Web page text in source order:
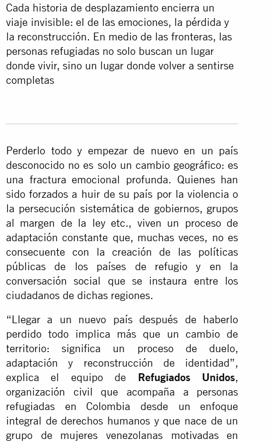
Cada historia de desplazamiento encierra un
viaje invisible: el de las emociones, la pérdida y
la reconstrucción. En medio de las fronteras, las
personas refugiadas no solo buscan un lugar
donde vivir, sino un lugar donde volver a sentirse
completas
Perderlo todo y empezar de nuevo en un país
desconocido no es solo un cambio geográfico: es
una fractura emocional profunda. Quienes han
sido forzados a huir de su país por la violencia o
la persecución sistemática de gobiernos, grupos
al margen de la ley etc., viven un proceso de
adaptación constante que, muchas veces, no es
consecuente con la creación de las políticas
públicas de los países de refugio y en la
conversación social que se instaura entre los
ciudadanos de dichas regiones.
“Llegar a un nuevo país después de haberlo
perdido todo implica más que un cambio de
territorio: significa un proceso de duelo,
adaptación y reconstrucción de identidad”,
explica el equipo de Refugiados Unidos,
organización civil que acompaña a personas
refugiadas en Colombia desde un enfoque
integral de derechos humanos y que nace de un
grupo de mujeres venezolanas motivadas en